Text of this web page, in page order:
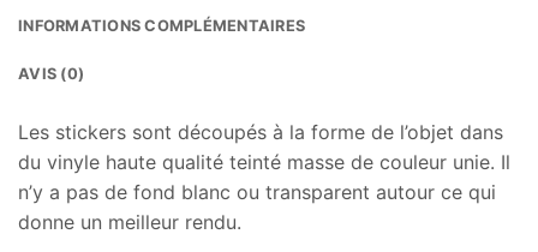
INFORMATIONS COMPLÉMENTAIRES
AVIS (0)
Les stickers sont découpés à la forme de l’objet dans
du vinyle haute qualité teinté masse de couleur unie. Il
n’y a pas de fond blanc ou transparent autour ce qui
donne un meilleur rendu.